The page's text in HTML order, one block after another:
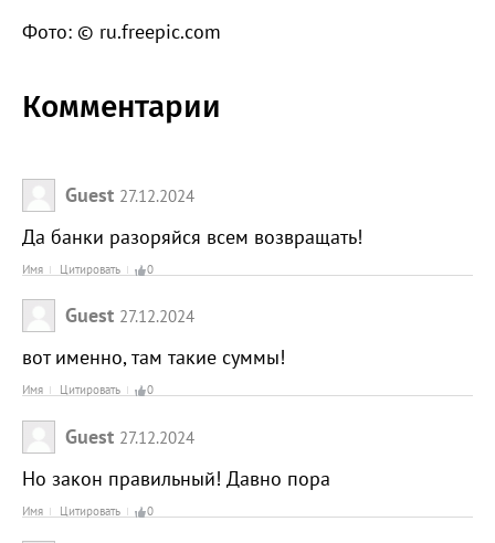
Фото: © ru.freepic.com
Комментарии
Guest 27.12.2024
Да банки разоряйся всем возвращать!
Имя Цитировать 0
Guest 27.12.2024
вот именно, там такие суммы!
Имя Цитировать 0
Guest 27.12.2024
Но закон правильный! Давно пора
Имя Цитировать 0